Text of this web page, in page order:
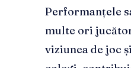
Performanțele
multe ori
viziunea de joc